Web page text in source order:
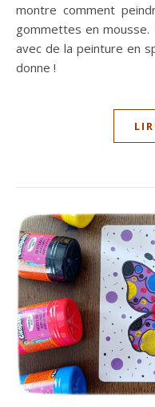
montre comment
gommettes en
avec de la peinture en
donne !